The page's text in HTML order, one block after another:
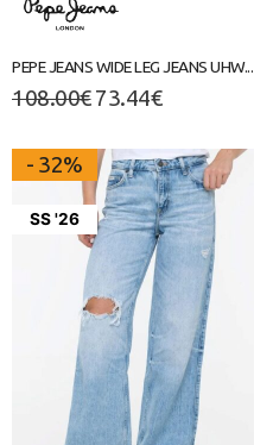
PEPE JEANS WIDE LEG JEANS UHW...
108.00€ 73.44€
SS '26
- 32%